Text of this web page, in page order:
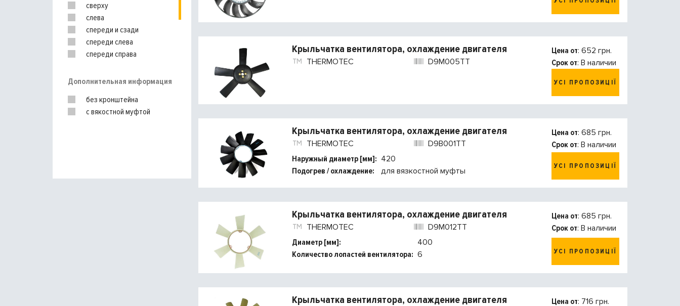
THERMOTEC
TRUCKTEC
Vaico
Vemo
сверху
слева
спереди и сзади
спереди слева
спереди справа
Дополнительная информация
без кронштейна
с вякостной муфтой
Крыльчатка вентилятора, охлаждение двигателя
THERMOTEC D9M005TT
Цена от: 652 грн.
Срок от: В наличии
УСІ ПРОПОЗИЦІЇ
Крыльчатка вентилятора, охлаждение двигателя
THERMOTEC
D9B001TT
Наружный диаметр [мм]: 420
Подогрев / охлаждение:
для вязкостной муфты
Цена от: 685 грн.
Срок от: В наличии
УСІ ПРОПОЗИЦІЇ
Крыльчатка вентилятора, охлаждение двигателя
THERMOTEC
D9M012TT
Диаметр [мм]:
400
Количество лопастей вентилятора: 6
Цена от: 685 грн.
Срок от: В наличии
УСІ ПРОПОЗИЦІЇ
Крыльчатка вентилятора, охлаждение двигателя Цена от: 716 грн.